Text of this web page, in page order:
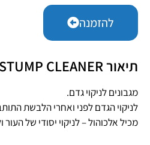
להזמנה
תיאור STUMP CLEANER
מגבונים לניקוי גדם.
לניקוי הגדם לפני ואחרי הלבשת
מכיל אלכוהול – לניקוי יסודי של העור